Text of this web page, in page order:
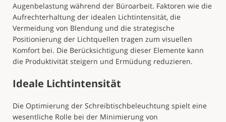
Augenbelastung während der Büroarbeit. Faktoren wie die
Aufrechterhaltung der idealen Lichtintensität, die
Vermeidung von Blendung und die strategische
Positionierung der Lichtquellen tragen zum visuellen
Komfort bei. Die Berücksichtigung dieser Elemente kann
die Produktivität steigern und Ermüdung reduzieren.
Ideale Lichtintensität
Die Optimierung der Schreibtischbeleuchtung spielt eine
wesentliche Rolle bei der Minimierung von